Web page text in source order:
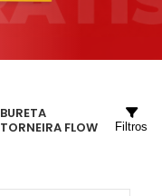
BURETA
TORNEIRA FLOW
Filtros